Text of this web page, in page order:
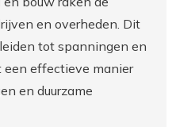
en overheden. Dit
tot spanningen en
effectieve manier
en duurzame